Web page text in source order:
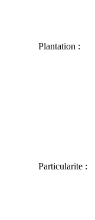
Plantation :
Particularite :